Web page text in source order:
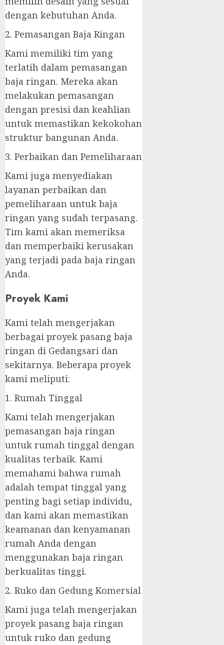
dengan kebutuhan Anda.
2. Pemasangan Baja Ringan
Kami memiliki tim yang
terlatih dalam pemasangan
baja ringan. Mereka akan
melakukan pemasangan
dengan presisi dan keahlian
untuk memastikan kekokohan
struktur bangunan Anda.
3. Perbaikan dan Pemeliharaan
Kami juga menyediakan
layanan perbaikan dan
pemeliharaan untuk baja
ringan yang sudah terpasang.
Tim kami akan memeriksa
dan memperbaiki kerusakan
yang terjadi pada baja ringan
Anda.
Proyek Kami
Kami telah mengerjakan
berbagai proyek pasang baja
ringan di Gedangsari dan
sekitarnya. Beberapa proyek
kami meliputi:
1. Rumah Tinggal
Kami telah mengerjakan
pemasangan baja ringan
untuk rumah tinggal dengan
kualitas terbaik. Kami
memahami bahwa rumah
adalah tempat tinggal yang
penting bagi setiap individu,
dan kami akan memastikan
keamanan dan kenyamanan
rumah Anda dengan
menggunakan baja ringan
berkualitas tinggi.
2. Ruko dan Gedung Komersial
Kami juga telah mengerjakan
proyek pasang baja ringan
untuk ruko dan gedung